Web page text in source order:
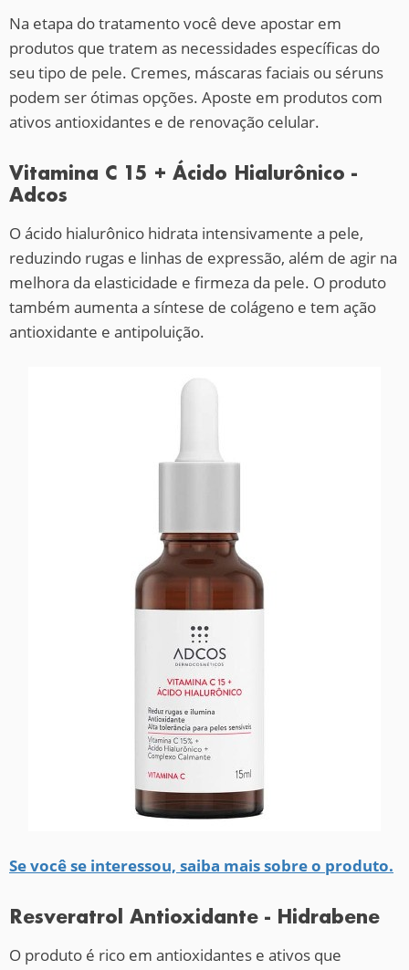
Na etapa do tratamento você deve apostar em
produtos que tratem as necessidades específicas do
seu tipo de pele. Cremes, máscaras faciais ou séruns
podem ser ótimas opções. Aposte em produtos com
ativos antioxidantes e de renovação celular.
Vitamina C 15 + Ácido Hialurônico -
Adcos
O ácido hialurônico hidrata intensivamente a pele,
reduzindo rugas e linhas de expressão, além de agir na
melhora da elasticidade e firmeza da pele. O produto
também aumenta a síntese de colágeno e tem ação
antioxidante e antipoluição.
Se você se interessou, saiba mais sobre o produto.
Resveratrol Antioxidante - Hidrabene
O produto é rico em antioxidantes e ativos que